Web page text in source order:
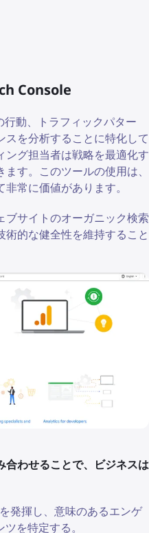
Console
動、トラフィックパター
スを分析することに特化して
ング担当者は戦略を最適化す
す。このツールの使用は、
常に価値があります。
サイトのオーガニック検索
的な健全性を維持すること
合わせることで、ビジネスは
発揮し、意味のあるエンゲ
を特定する。